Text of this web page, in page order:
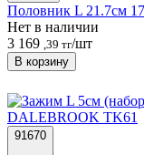
Половник L 21.7см
Нет в наличии
3 169 ,39 тг/шт
В корзину
91670